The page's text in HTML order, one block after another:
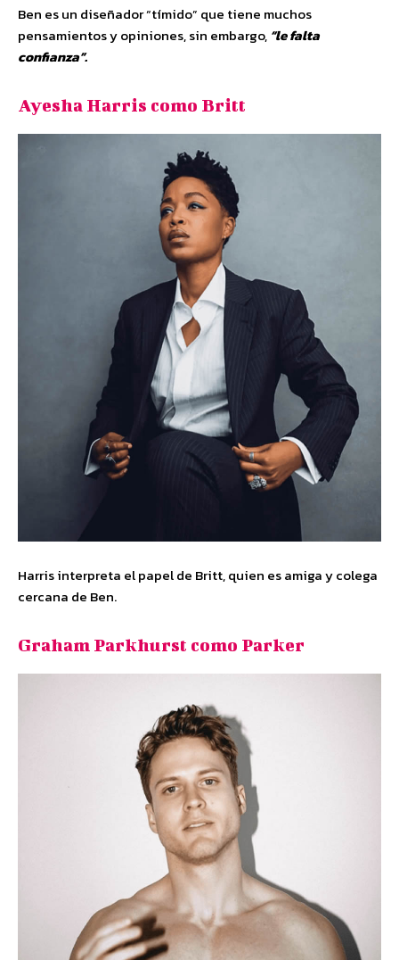
Ben es un diseñador “tímido” que tiene muchos
pensamientos y opiniones, sin embargo, “le falta
confianza”.
Ayesha Harris como Britt
Harris interpreta el papel de Britt, quien es amiga y colega
cercana de Ben.
Graham Parkhurst como Parker